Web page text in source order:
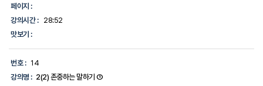
페이지 :
강의시간 :
28:52
맛보기 :
번호 : 14
강의명 : 2(2) 존중하는 말하기 ①